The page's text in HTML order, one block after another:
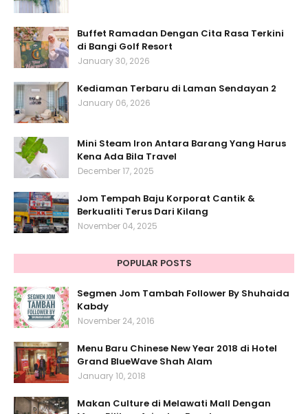
Buffet Ramadan Dengan Cita Rasa Terkini
di Bangi Golf Resort
January 30, 2026
Kediaman Terbaru di Laman Sendayan 2
January 06, 2026
Mini Steam Iron Antara Barang Yang Harus
Kena Ada Bila Travel
December 17, 2025
Jom Tempah Baju Korporat Cantik &
Berkualiti Terus Dari Kilang
November 04, 2025
POPULAR POSTS
Segmen Jom Tambah Follower By Shuhaida
Kabdy
November 24, 2016
Menu Baru Chinese New Year 2018 di Hotel
Grand BlueWave Shah Alam
January 10, 2018
Makan Culture di Melawati Mall Dengan